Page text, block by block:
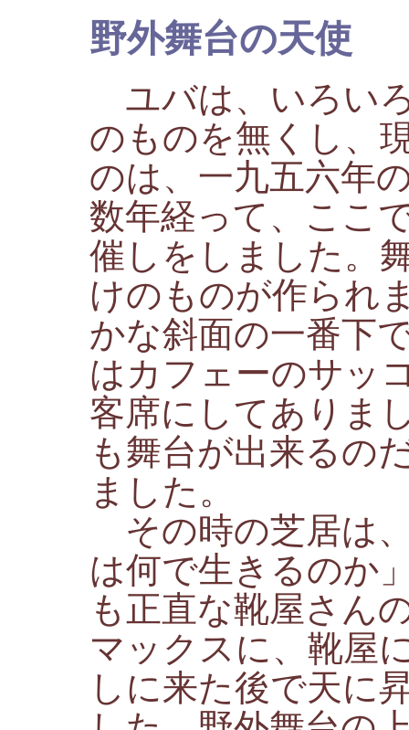
野外舞台の天使
ユバは、いろい
のものを無くし、
のは、一九五六年
数年経って、ここ
催しをしました。
けのものが作られ
かな斜面の一番下
はカフェーのサッ
客席にしてありま
も舞台が出来るの
ました。
その時の芝居は
は何で生きるのか
も正直な靴屋さん
マックスに、靴屋
しに来た後で天に